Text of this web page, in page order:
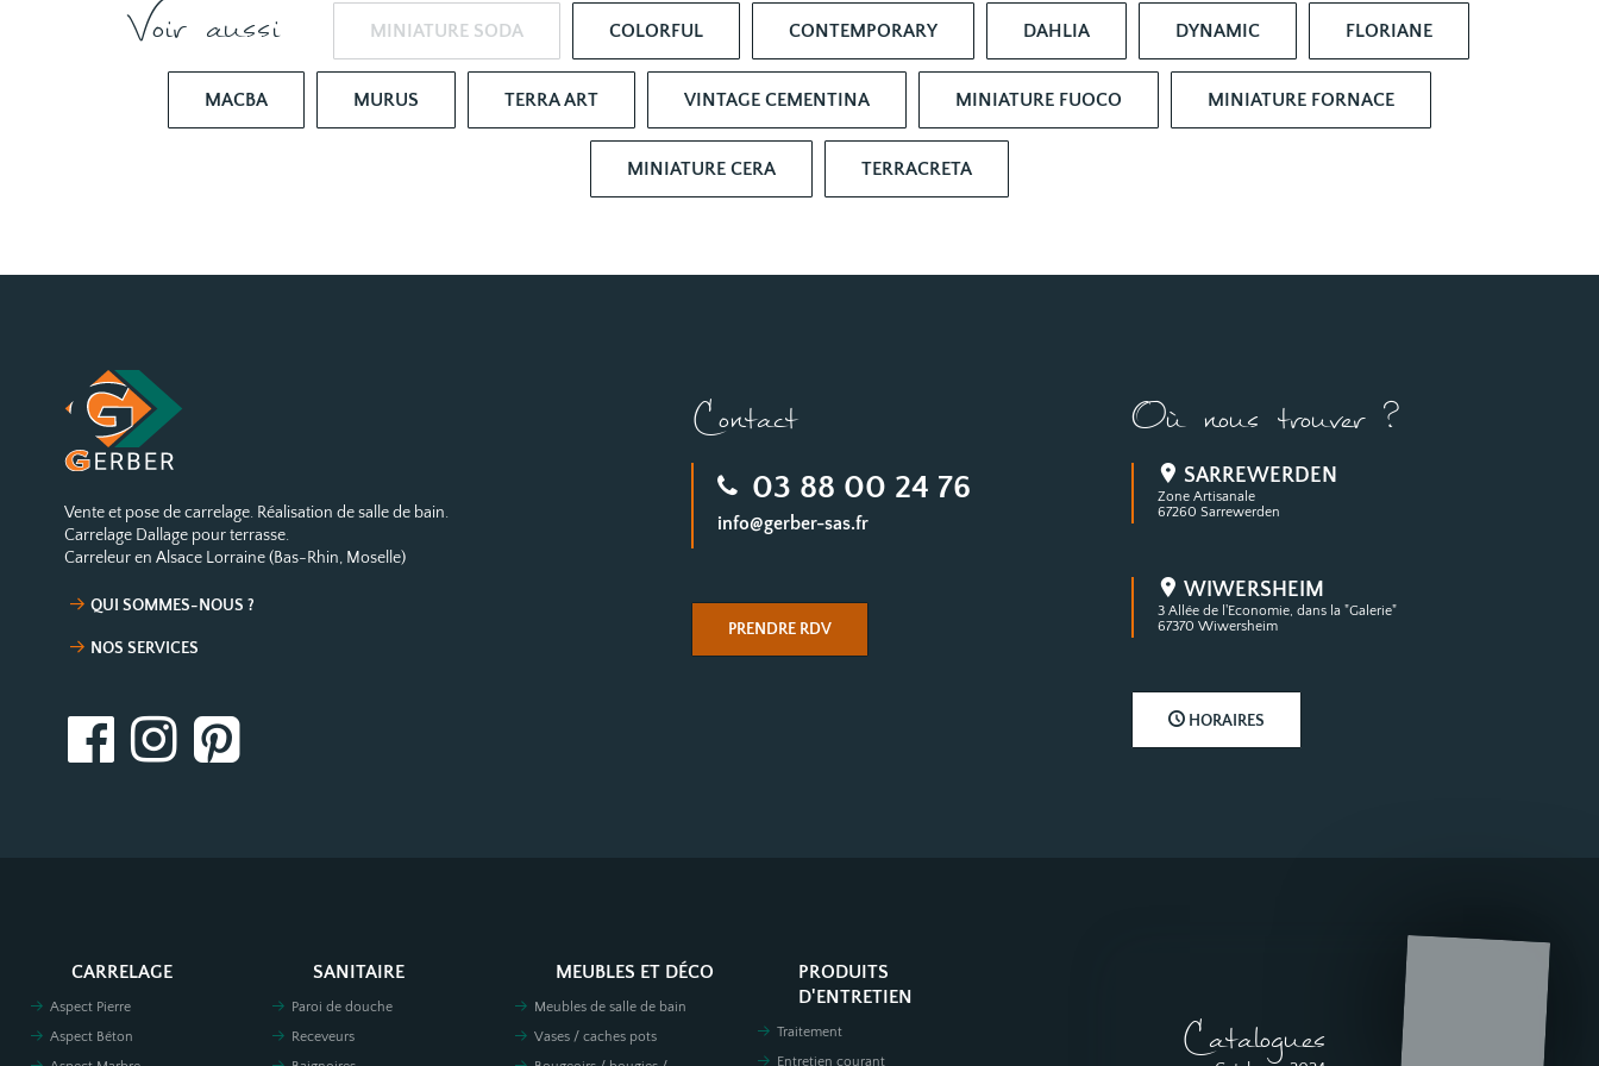
Voir aussi MINIATURE SODA COLORFUL CONTEMPORARY DAHLIA DYNAMIC FLORIANE
MACBA MURUS TERRA ART VINTAGE CEMENTINA MINIATURE FUOCO MINIATURE FORNACE
MINIATURE CERA TERRACRETA
Vente et pose de carrelage. Réalisation de salle de bain.
Carrelage Dallage pour terrasse.
Carreleur en Alsace Lorraine (Bas-Rhin, Moselle)
QUI SOMMES-NOUS ?
NOS SERVICES
Contact
03 88 00 24 76
info@gerber-sas.fr
PRENDRE RDV
Où nous trouver ?
SARREWERDEN
Zone Artisanale
67260 Sarrewerden
WIWERSHEIM
3 Allée de l'Economie, dans la "Galerie"
67370 Wiwersheim
HORAIRES
CARRELAGE
Aspect Pierre
Aspect Béton
SANITAIRE
Paroi de douche
Receveurs
MEUBLES ET DÉCO
Meubles de salle de bain
Vases / caches pots
PRODUITS
D'ENTRETIEN
Traitement
Entretien courant